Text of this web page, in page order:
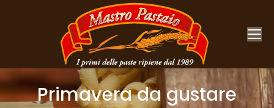
Primavera da gustare